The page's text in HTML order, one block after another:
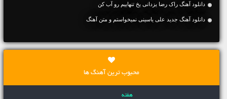
دانلود آهنگ راک رضا یزدانی یخ تنهاییم رو آب کن
دانلود آهنگ جديد علی یاسینی نمیخواستم و متن آهنگ
محبوب ترین آهنگ ها
هفته